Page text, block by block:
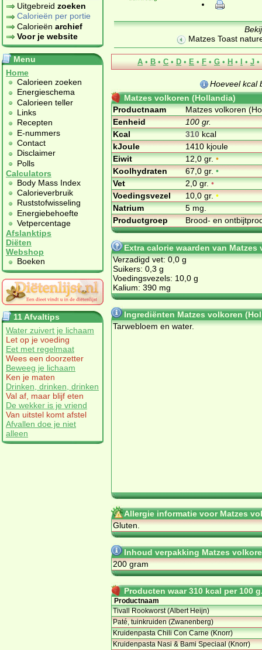
Uitgebreid zoeken
Calorieën per portie
Calorieën archief
Voor je website
Menu
Home
Calorieen zoeken
Energieschema
Calorieen teller
Links
Recepten
E-nummers
Contact
Disclaimer
Polls
Calculators
Body Mass Index
Calorieverbruik
Ruststofwisseling
Energiebehoefte
Vetpercentage
Afslanktips
Diëten
Webshop
Boeken
11 Afvaltips
Water zuivert je lichaam
Let op je voeding
Eet met regelmaat
Wees een doorzetter
Beweeg je lichaam
Ken je maten
Drinken, drinken, drinken
Val af, maar blijf eten
De wekker is je vriend
Van uitstel komt afstel
Afvallen doe je niet
alleen
Matzes Toast
A • B • C • D • E • F • G • H • I • J •
Hoeveel kcal
Matzes volkoren (Hollandia)
Productnaam
Matzes volkoren
Eenheid
100 gr.
Kcal
310kcal
kJoule
1410 kjoule
Eiwit
12,0 gr.•
Koolhydraten
67,0 gr.•
Vet
2,0 gr.•
Voedingsvezel
10,0 gr.•
Natrium
5 mg.
Productgroep
Brood- en
Extra calorie waarden van
Verzadigd vet: 0,0 g
Suikers: 0,3 g
Voedingsvezels: 10,0 g
Kalium: 390 mg
Ingrediënten Matzes volkoren
Tarwebloem en water.
Allergie informatie voor Matzes
Gluten.
Inhoud verpakking Matzes
200 gram
Producten waar 310 kcal per 100
Productnaam
Tivall Rookworst (Albert Heijn)
Paté, tuinkruiden (Zwanenberg)
Kruidenpasta Chili Con Carne (Knorr)
Kruidenpasta Nasi & Bami Speciaal (Knorr)